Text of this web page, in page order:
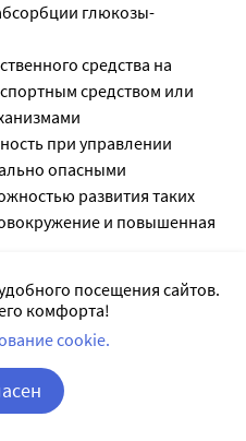
глюкозы-
средства на
средством или
при управлении
опасными
развития таких
и повышенная
гипотензия,
случаях передозировки
цилексетила),
без осложнений.
Необходимо положить
посещения сайтов.
комфорта!
cookie.